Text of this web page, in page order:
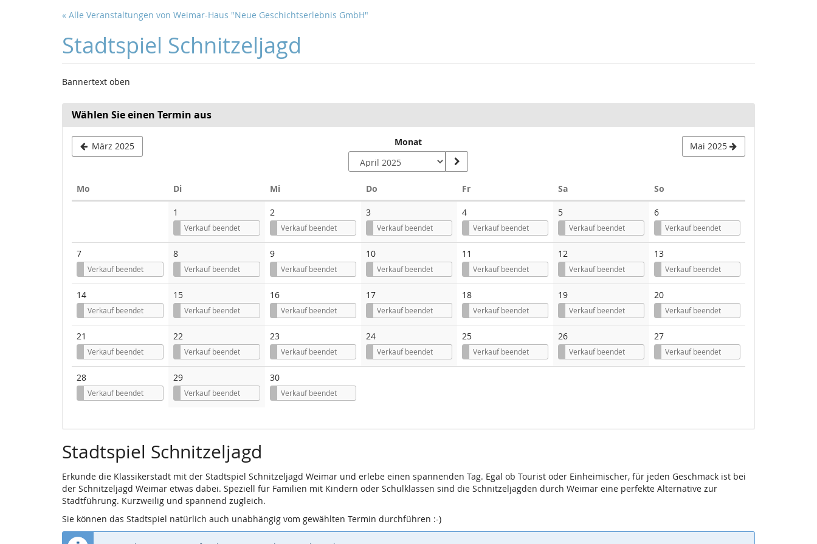
« Alle Veranstaltungen von Weimar-Haus "Neue Geschichtserlebnis GmbH"
Stadtspiel Schnitzeljagd
Bannertext oben
Wählen Sie einen Termin aus
März 2025 Monat Mai 2025
Mo DiDienstag MiMittwoch Do FrFreitag SaSamstag So
1
Verkauf beendet
2
Verkauf beendet
3
Verkauf beendet
4
Verkauf beendet
5
Verkauf beendet
6
Verkauf beendet
7
Verkauf beendet
8
Verkauf beendet
9
Verkauf beendet
10
Verkauf beendet
11
Verkauf beendet
12
Verkauf beendet
13
Verkauf beendet
14
Verkauf beendet
15
Verkauf beendet
16
Verkauf beendet
17
Verkauf beendet
18
Verkauf beendet
19
Verkauf beendet
20
Verkauf beendet
21
Verkauf beendet
22
Verkauf beendet
23
Verkauf beendet
24
Verkauf beendet
25
Verkauf beendet
26
Verkauf beendet
27
Verkauf beendet
28
Verkauf beendet
29
Verkauf beendet
30
Verkauf beendet
Stadtspiel Schnitzeljagd
Erkunde die Klassikerstadt mit der Stadtspiel Schnitzeljagd Weimar und erlebe einen spannenden Tag. Egal ob Tourist oder Einheimischer, für jeden Geschmack ist bei
der Schnitzeljagd Weimar etwas dabei. Speziell für Familien mit Kindern oder Schulklassen sind die Schnitzeljagden durch Weimar eine perfekte Alternative zur
Stadtführung. Kurzweilig und spannend zugleich.
Sie können das Stadtspiel natürlich auch unabhängig vom gewählten Termin durchführen :-)